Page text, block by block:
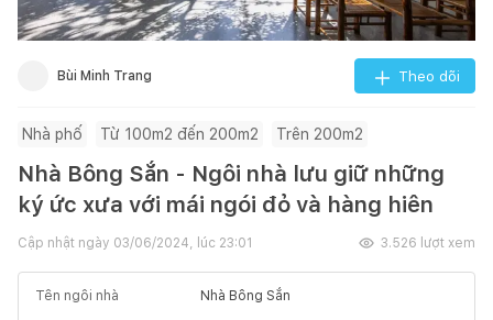
Bùi Minh Trang Theo dõi
Nhà phố Từ 100m2 đến 200m2 Trên 200m2
Nhà Bông Sắn - Ngôi nhà lưu giữ những
ký ức xưa với mái ngói đỏ và hàng hiên
Cập nhật ngày 03/06/2024, lúc 23:01 3.526 lượt xem
Tên ngôi nhà Nhà Bông Sắn